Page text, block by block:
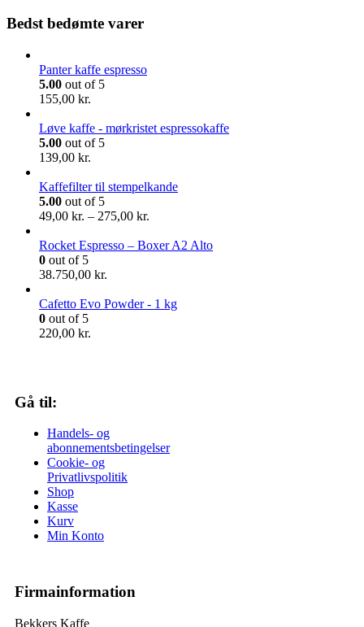
Bedst bedømte varer
Panter kaffe espresso
5.00 out of 5
155,00 kr.
Løve kaffe - mørkristet espressokaffe
5.00 out of 5
139,00 kr.
Kaffefilter til stempelkande
5.00 out of 5
49,00 kr. – 275,00 kr.
til
Rocket Espresso – Boxer A2 Alto
0 out of 5
38.750,00 kr.
Cafetto Evo Powder - 1 kg
0 out of 5
220,00 kr.
Gå til:
Handels- og
abonnementsbetingelser
Cookie- og
Privatlivspolitik
Shop
Kasse
Kurv
Min Konto
Firmainformation
Bekkers Kaffe